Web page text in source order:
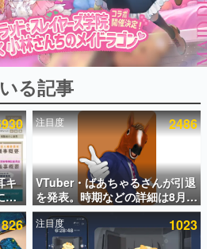
覧
以上！ ページビュー数万以上！ などな
に読まれた、電ファミ渾身の“殿堂入り”記
た。
書
イターの方々に製作時のエピソードをお
する企画（ゲーム）とは何か？を探ってい
てはいけない。『赫本』は、〈試験問題〉
ラー小説集です。
る記事
キ
視
法
め
注目度 2486
VTuber・ばあちゃるさんが引退
を発表。時期などの詳細は8月9
日15時からの配信で説明
注目度 1023